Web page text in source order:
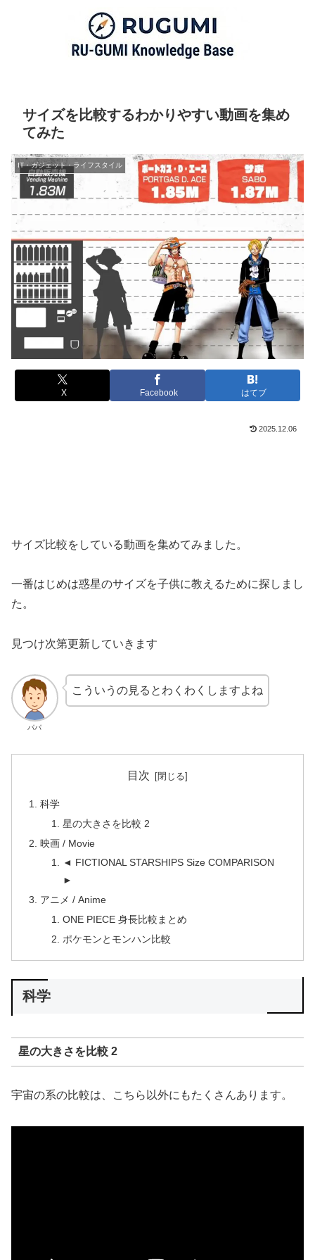
サイズを比較するわかりやすい動画を集め
てみた
IT・ガジェット・ライフスタイル
X Facebook はてブ
2025.12.06
サイズ比較をしている動画を集めてみました。
一番はじめは惑星のサイズを子供に教えるために探しまし
た。
見つけ次第更新していきます
パパ
こういうの見るとわくわくしますよね
目次
科学
星の大きさを比較 2
映画 / Movie
◄ FICTIONAL STARSHIPS Size COMPARISON
►
アニメ / Anime
ONE PIECE 身長比較まとめ
ポケモンとモンハン比較
科学
星の大きさを比較 2
宇宙の系の比較は、こちら以外にもたくさんあります。